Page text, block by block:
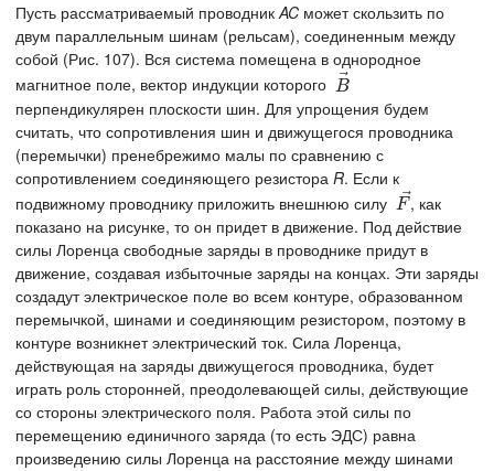
Пусть рассматриваемый проводникAC может скользить по
двум параллельным шинам (рельсам), соединенным между
собой (Рис. 107). Вся система помещена в однородное
магнитное поле, вектор индукции которого B⃗
B→
перпендикулярен плоскости шин. Для упрощения будем
считать, что сопротивления шин и движущегося проводника
(перемычки) пренебрежимо малы по сравнению с
сопротивлением соединяющего резистора R. Если к
подвижному проводнику приложить внешнюю силу F ⃗
F→, как
показано на рисунке, то он придет в движение. Под действие
силы Лоренца свободные заряды в проводнике придут в
движение, создавая избыточные заряды на концах. Эти заряды
создадут электрическое поле во всем контуре, образованном
перемычкой, шинами и соединяющим резистором, поэтому в
контуре возникнет электрический ток. Сила Лоренца,
действующая на заряды движущегося проводника, будет
играть роль сторонней, преодолевающей силы, действующие
со стороны электрического поля. Работа этой силы по
перемещению единичного заряда (то есть ЭДС) равна
произведению силы Лоренца на расстояние между шинами